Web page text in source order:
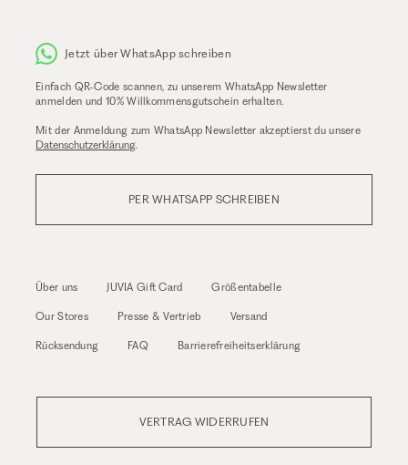
Jetzt über WhatsApp schreiben
Einfach QR-Code scannen, zu unserem WhatsApp Newsletter
anmelden und 10% Willkommensgutschein erhalten.
Mit der Anmeldung zum WhatsApp Newsletter akzeptierst du unsere
Datenschutzerklärung
PER WHATSAPP SCHREIBEN
Über uns JUVIA Gift Card Größentabelle
Our Stores Presse & Vertrieb Versand
Rücksendung FAQ Barrierefreiheitserklärung
VERTRAG WIDERRUFEN